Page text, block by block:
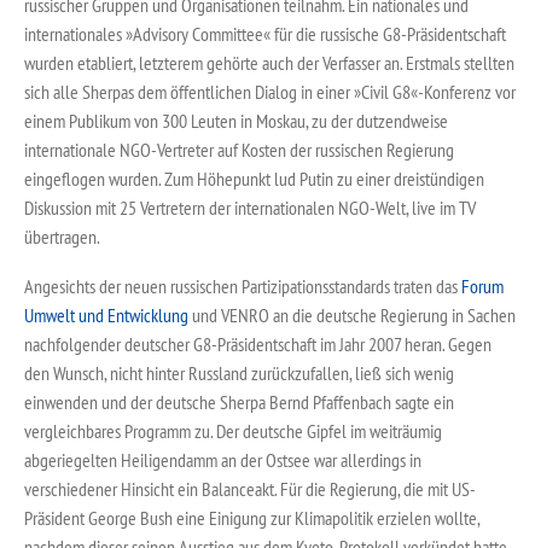
russischer Gruppen und Organisationen teilnahm. Ein nationales und
internationales »Advisory Committee« für die russische G8-Präsidentschaft
wurden etabliert, letzterem gehörte auch der Verfasser an. Erstmals stellten
sich alle Sherpas dem öffentlichen Dialog in einer »Civil G8«-Konferenz vor
einem Publikum von 300 Leuten in Moskau, zu der dutzendweise
internationale NGO-Vertreter auf Kosten der russischen Regierung
eingeflogen wurden. Zum Höhepunkt lud Putin zu einer dreistündigen
Diskussion mit 25 Vertretern der internationalen NGO-Welt, live im TV
übertragen.
Angesichts der neuen russischen Partizipationsstandards traten das Forum
Umwelt und Entwicklung und VENRO an die deutsche Regierung in Sachen
nachfolgender deutscher G8-Präsidentschaft im Jahr 2007 heran. Gegen
den Wunsch, nicht hinter Russland zurückzufallen, ließ sich wenig
einwenden und der deutsche Sherpa Bernd Pfaffenbach sagte ein
vergleichbares Programm zu. Der deutsche Gipfel im weiträumig
abgeriegelten Heiligendamm an der Ostsee war allerdings in
verschiedener Hinsicht ein Balanceakt. Für die Regierung, die mit US-
Präsident George Bush eine Einigung zur Klimapolitik erzielen wollte,